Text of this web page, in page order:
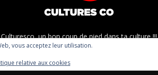
Culturesco, un bon coup de pied dans ta culture !!!
vous acceptez leur utilisation.
relative aux cookies